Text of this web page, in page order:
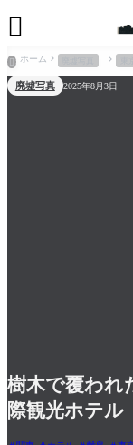

 ホーム
廃墟写真 2025年8月3日
樹木で覆われ
際観光ホテル